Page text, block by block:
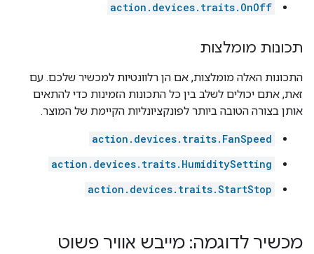
action.devices.traits.OnOff
תכונות מומלצות
התכונות האלה מומלצות, אם הן רלוונטיות למכשיר שלכם. עם
זאת, אתם יכולים לשלב בין כל התכונות הזמינות כדי להתאים
אותן בצורה הטובה ביותר לפונקציונליות הקיימת של המוצר.
action.devices.traits.FanSpeed
action.devices.traits.HumiditySetting
action.devices.traits.StartStop
מכשיר לדוגמה: מייבש אוויר פשוט